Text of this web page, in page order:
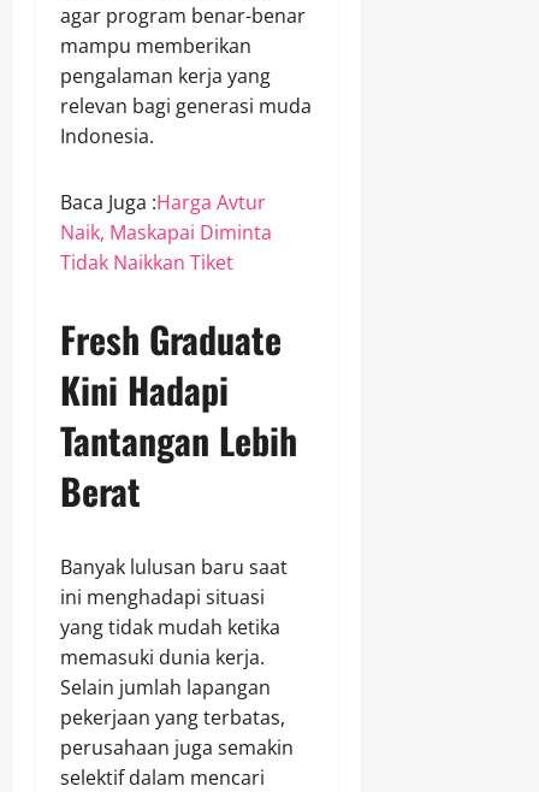
agar program benar-benar
mampu memberikan
pengalaman kerja yang
relevan bagi generasi muda
Indonesia.
Baca Juga :Harga Avtur
Naik, Maskapai Diminta
Tidak Naikkan Tiket
Fresh Graduate
Kini Hadapi
Tantangan Lebih
Berat
Banyak lulusan baru saat
ini menghadapi situasi
yang tidak mudah ketika
memasuki dunia kerja.
Selain jumlah lapangan
pekerjaan yang terbatas,
perusahaan juga semakin
selektif dalam mencari